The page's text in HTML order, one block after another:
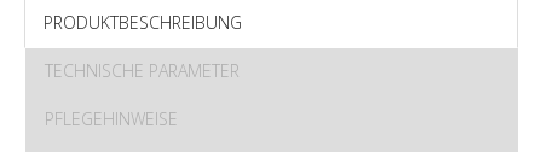
PRODUKTBESCHREIBUNG
TECHNISCHE PARAMETER
PFLEGEHINWEISE